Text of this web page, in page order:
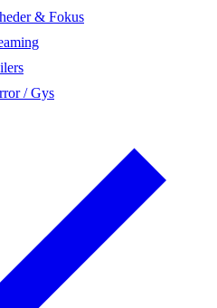
& Fokus
/ Gys